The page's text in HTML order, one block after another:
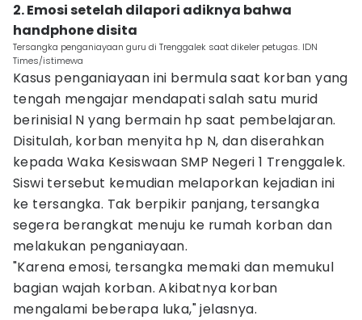
2. Emosi setelah dilapori adiknya bahwa
handphone disita
Tersangka penganiayaan guru di Trenggalek saat dikeler petugas. IDN
Times/istimewa
Kasus penganiayaan ini bermula saat korban yang
tengah mengajar mendapati salah satu murid
berinisial N yang bermain hp saat pembelajaran.
Disitulah, korban menyita hp N, dan diserahkan
kepada Waka Kesiswaan SMP Negeri 1 Trenggalek.
Siswi tersebut kemudian melaporkan kejadian ini
ke tersangka. Tak berpikir panjang, tersangka
segera berangkat menuju ke rumah korban dan
melakukan penganiayaan.
"Karena emosi, tersangka memaki dan memukul
bagian wajah korban. Akibatnya korban
mengalami beberapa luka," jelasnya.